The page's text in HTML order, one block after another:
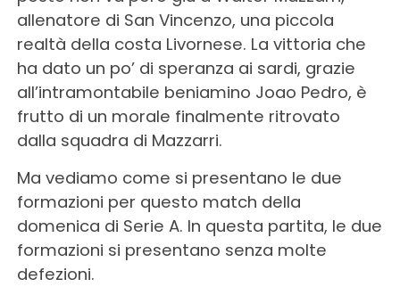
allenatore di San Vincenzo, una piccola
realtà della costa Livornese. La vittoria che
ha dato un po’ di speranza ai sardi, grazie
all’intramontabile beniamino Joao Pedro, è
frutto di un morale finalmente ritrovato
dalla squadra di Mazzarri.
Ma vediamo come si presentano le due
formazioni per questo match della
domenica di Serie A. In questa partita, le due
formazioni si presentano senza molte
defezioni.